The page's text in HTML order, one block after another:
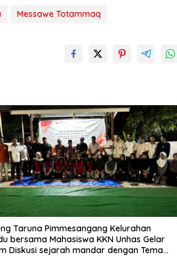
Messawe Totammaq
Taruna Pimmesangang Kelurahan
bersama Mahasiswa KKN Unhas Gelar
Diskusi sejarah mandar dengan Tema